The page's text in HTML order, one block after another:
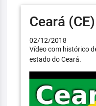
Ceará (CE)
02/12/2018
Vídeo com histórico
estado do Ceará.